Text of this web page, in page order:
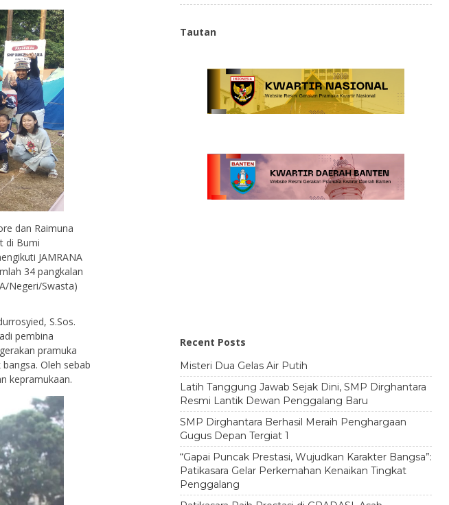
dan Raimuna
di Bumi
JAMRANA
34 pangkalan
Negeri/Swasta)
S.Sos.
pembina
pramuka
Oleh sebab
kepramukaan.
Tautan
Recent Posts
Misteri Dua Gelas Air Putih
Latih Tanggung Jawab Sejak Dini, SMP Dirghantara
Resmi Lantik Dewan Penggalang Baru
SMP Dirghantara Berhasil Meraih Penghargaan
Gugus Depan Tergiat 1
“Gapai Puncak Prestasi, Wujudkan Karakter Bangsa”:
Patikasara Gelar Perkemahan Kenaikan Tingkat
Penggalang